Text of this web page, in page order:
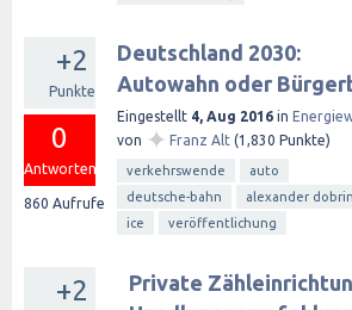
+2
Punkte
0
Antworten
860 Aufrufe
Deutschland 2030:
Autowahn oder
Eingestellt 4, Aug 2016 in
von ✦ Franz Alt (1,830 Punkte)
verkehrswende
auto
deutsche-bahn
alexander
ice
veröffentlichung
+2
Private